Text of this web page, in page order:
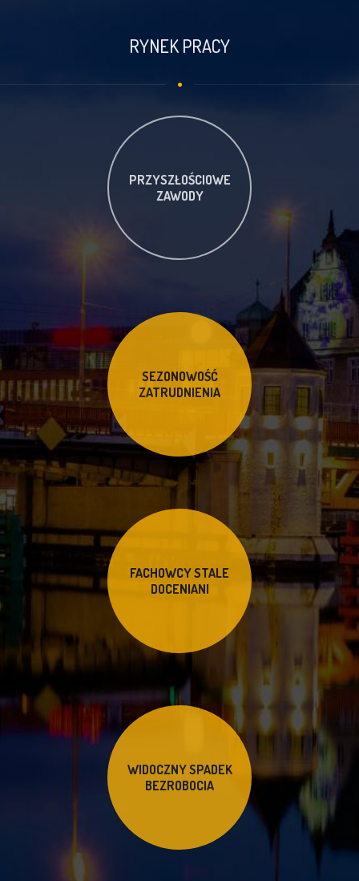
RYNEK PRACY
PRZYSZŁOŚCIOWE
ZAWODY
SEZONOWOŚĆ
ZATRUDNIENIA
FACHOWCY STALE
DOCENIANI
WIDOCZNY SPADEK
BEZROBOCIA